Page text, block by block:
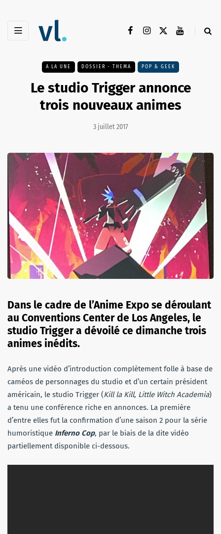
A LA UNE DOSSIER - THEMA POP & GEEK
Le studio Trigger annonce
trois nouveaux animes
3 juillet 2017
Dans le cadre de l’Anime Expo se déroulant
au Conventions Center de Los Angeles, le
studio Trigger a dévoilé ce dimanche trois
animes inédits.
Après une vidéo d’introduction complètement folle à base de
caméos de personnages du studio et d’un certain président
américain, le studio Trigger (Kill la Kill, Little Witch Academia)
a tenu une conférence riche en annonces. La première
d’entre elles fut la confirmation d’une saison 2 pour la série
humoristique Inferno Cop, par le biais de la dite vidéo
partiellement disponible ci-dessous.